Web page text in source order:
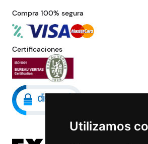
Utilizamos
Compra 100% segura
Certificaciones